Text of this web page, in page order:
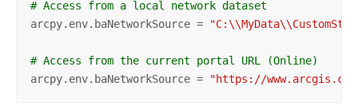
# Access from a local network dataset
arcpy.env.baNetworkSource =
# Access from the current portal URL (Online)
arcpy.env.baNetworkSource =
"https://